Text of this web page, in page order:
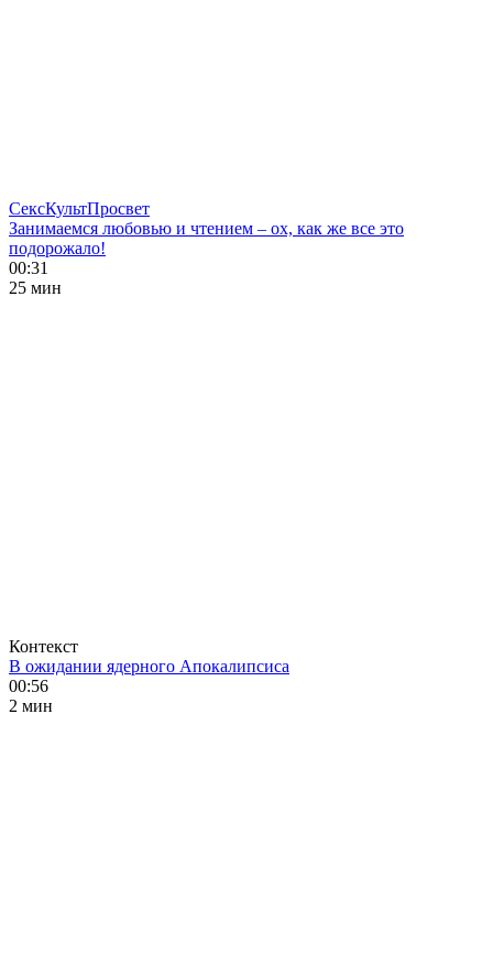
СексКультПросвет
Занимаемся любовью и чтением – ох, как же все это
подорожало!
00:31
25 мин
Контекст
В ожидании ядерного Апокалипсиса
00:56
2 мин